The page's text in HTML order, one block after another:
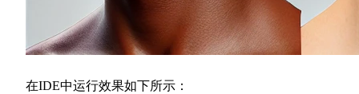
在IDE中运行效果如下所示：